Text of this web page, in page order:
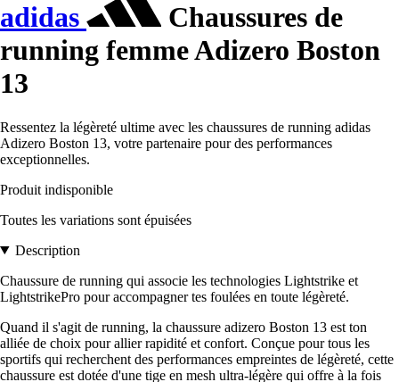
adidas
Chaussures de
running femme Adizero Boston
13
Ressentez la légèreté ultime avec les chaussures de running adidas
Adizero Boston 13, votre partenaire pour des performances
exceptionnelles.
Produit indisponible
Toutes les variations sont épuisées
Description
Chaussure de running qui associe les technologies Lightstrike et
LightstrikePro pour accompagner tes foulées en toute légèreté.
Quand il s'agit de running, la chaussure adizero Boston 13 est ton
alliée de choix pour allier rapidité et confort. Conçue pour tous les
sportifs qui recherchent des performances empreintes de légèreté, cette
chaussure est dotée d'une tige en mesh ultra-légère qui offre à la fois